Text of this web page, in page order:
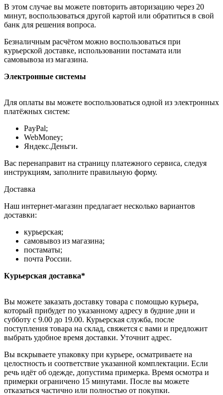
В этом случае вы можете повторить авторизацию через 20
минут, воспользоваться другой картой или обратиться в свой
банк для решения вопроса.
Безналичным расчётом можно воспользоваться при
курьерской доставке, использовании постамата или
самовывоза из магазина.
Электронные системы
Для оплаты вы можете воспользоваться одной из электронных
платёжных систем:
PayPal;
WebMoney;
Яндекс.Деньги.
Вас перенаправит на страницу платежного сервиса, следуя
инструкциям, заполните правильную форму.
Доставка
Наш интернет-магазин предлагает несколько вариантов
доставки:
курьерская;
самовывоз из магазина;
постаматы;
почта России.
Курьерская доставка*
Вы можете заказать доставку товара с помощью курьера,
который прибудет по указанному адресу в будние дни и
субботу с 9.00 до 19.00. Курьерская служба, после
поступления товара на склад, свяжется с вами и предложит
выбрать удобное время доставки. Уточнит адрес.
Вы вскрываете упаковку при курьере, осматриваете на
целостность и соответствие указанной комплектации. Если
речь идёт об одежде, допустима примерка. Время осмотра и
примерки ограничено 15 минутами. После вы можете
отказаться частично или полностью от покупки.